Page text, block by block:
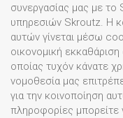
συνεργασίας μας με
υπηρεσιών Skroutz. Η
αυτών γίνεται μέσω
οικονομική
οποίας τυχόν κάνατε
νομοθεσία μας
για την κοινοποίηση
πληροφορίες μπορείτε